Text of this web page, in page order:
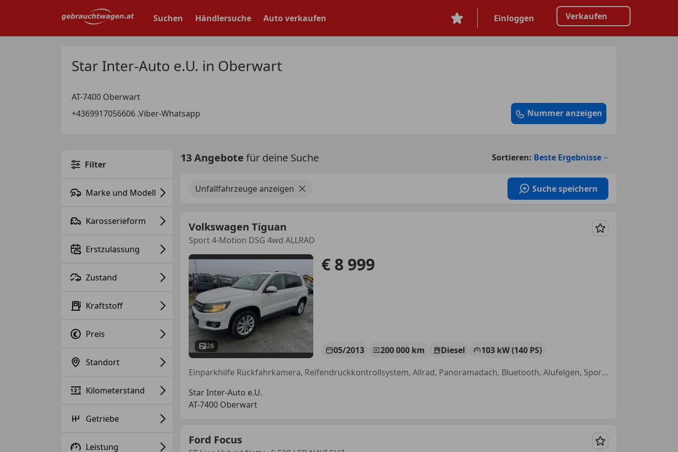
Suchen Händlersuche Auto verkaufen Einloggen Verkaufen
Star Inter-Auto e.U. in Oberwart
AT-7400 Oberwart
+4369917056606 .Viber-Whatsapp
Nummer anzeigen
Filter
Marke und Modell
Karosserieform
Erstzulassung
Zustand
Kraftstoff
Preis
Standort
Kilometerstand
Getriebe
Leistung
13 Angebote für deine Suche Sortieren: Beste Ergebnisse
Unfallfahrzeuge anzeigen Suche speichern
Volkswagen Tiguan
Sport 4-Motion DSG 4wd ALLRAD
Merken
28
€ 8 999
05/2013 200 000 km Diesel
103 kW (140 PS)
Einparkhilfe Rückfahrkamera, Reifendruckkontrollsystem, Allrad, Panoramadach, Bluetooth, Alufelgen, Sportsitze, Getönte Scheiben
Star Inter-Auto e.U.
AT-7400 Oberwart
Ford Focus
Merken